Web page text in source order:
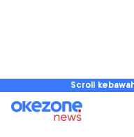
Scroll